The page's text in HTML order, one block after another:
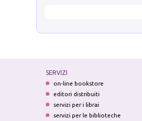
SERVIZI
on-line bookstore
editori distribuiti
servizi per i librai
servizi per le biblioteche